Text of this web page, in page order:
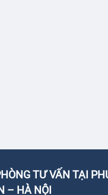
TƯ VẤN TẠI
– HÀ NỘI